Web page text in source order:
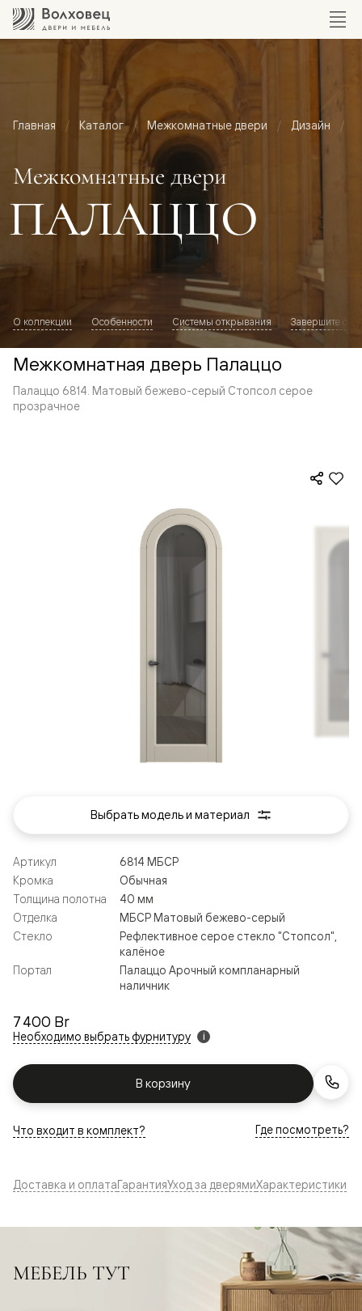
Главная Каталог Межкомнатные двери Дизайн
Межкомнатные двери
ПАЛАЦЦО
О коллекции Особенности Системы открывания Завершите
Межкомнатная дверь Палаццо
Палаццо 6814. Матовый бежево-серый Стопсол серое
прозрачное
7 400 Br
Необходимо выбрать фурнитуру i
В корзину
Артикул
6814 МБСР
Кромка
Обычная
Толщина полотна
40 мм
Отделка
МБСР Матовый бежево-серый
Стекло
Рефлективное серое стекло "Стопсол",
калёное
Портал
Палаццо Арочный компланарный
наличник
Что входит в комплект? Где посмотреть?
Выбрать модель и материал
Доставка и оплатаГарантияУход за дверямиХарактеристики
МЕБЕЛЬ ТУТ